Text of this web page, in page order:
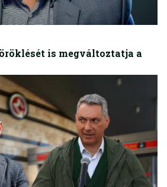
is megváltoztatja a